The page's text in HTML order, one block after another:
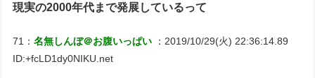
現実の2000年代まで発展しているって
71：名無しんぼ＠お腹いっぱい
：2019/10/29(火) 22:36:14.89
ID:+fcLD1dy0NIKU.net